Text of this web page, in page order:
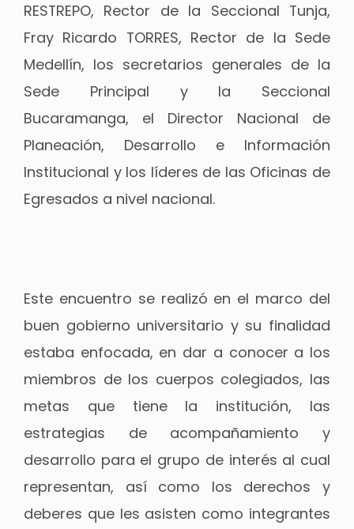
RESTREPO, Rector de la Seccional Tunja,
Fray Ricardo TORRES, Rector de la Sede
Medellín, los secretarios generales de la
Sede Principal y la Seccional
Bucaramanga, el Director Nacional de
Planeación, Desarrollo e Información
Institucional y los líderes de las Oficinas de
Egresados a nivel nacional.
Este encuentro se realizó en el marco del
buen gobierno universitario y su finalidad
estaba enfocada, en dar a conocer a los
miembros de los cuerpos colegiados, las
metas que tiene la institución, las
estrategias de acompañamiento y
desarrollo para el grupo de interés al cual
representan, así como los derechos y
deberes que les asisten como integrantes